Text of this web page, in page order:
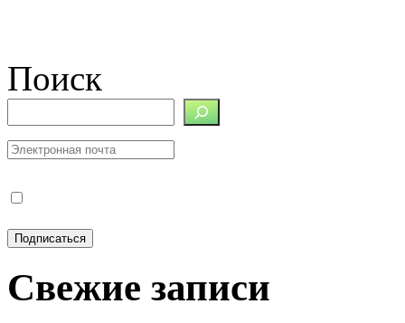
Поиск
Свежие записи